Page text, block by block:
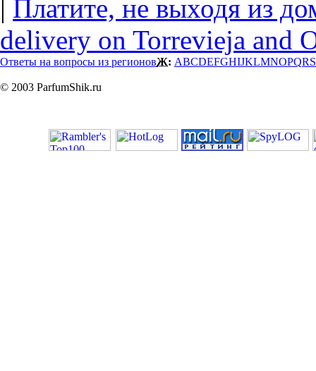
Платите, не выходя из
delivery on Torrevieja and
Ответы на вопросы из регионовЖ: ABCDEFGHIJKLMNOPQRS
© 2003 ParfumShik.ru